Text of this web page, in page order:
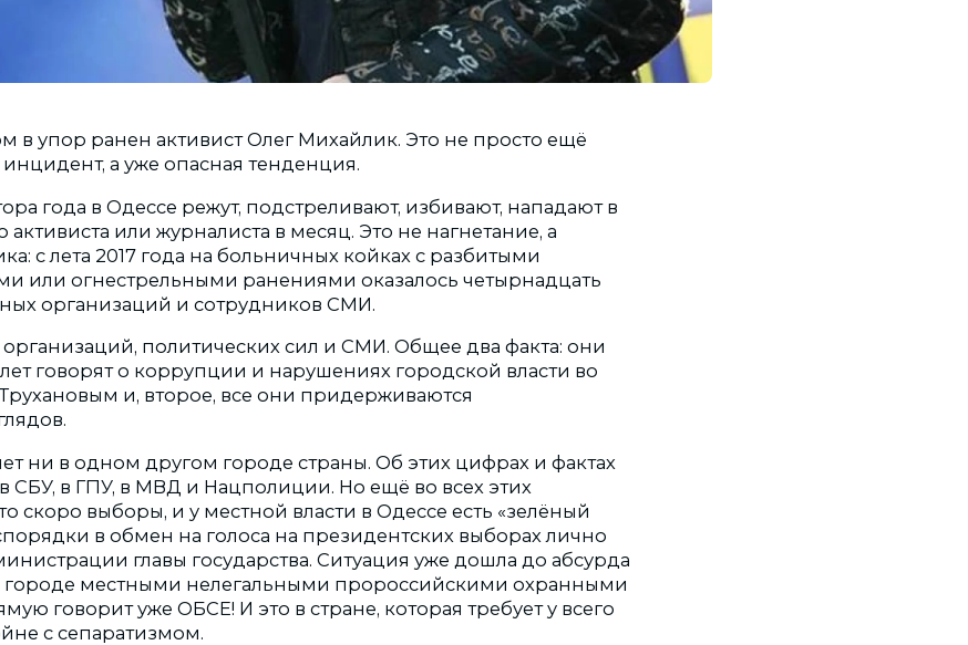
в упор ранен активист Олег Михайлик. Это не просто ещё
а уже опасная тенденция.
года в Одессе режут, подстреливают, избивают, нападают в
или журналиста в месяц. Это не нагнетание, а
с лета 2017 года на больничных койках с разбитыми
или огнестрельными ранениями оказалось четырнадцать
организаций и сотрудников СМИ.
политических сил и СМИ. Общее два факта: они
говорят о коррупции и нарушениях городской власти во
и, второе, все они придерживаются
ни в одном другом городе страны. Об этих цифрах и фактах
СБУ, в ГПУ, в МВД и Нацполиции. Но ещё во всех этих
скоро выборы, и у местной власти в Одессе есть «зелёный
в обмен на голоса на президентских выборах лично
главы государства. Ситуация уже дошла до абсурда
в городе местными нелегальными пророссийскими охранными
говорит уже ОБСЕ! И это в стране, которая требует у всего
с сепаратизмом.